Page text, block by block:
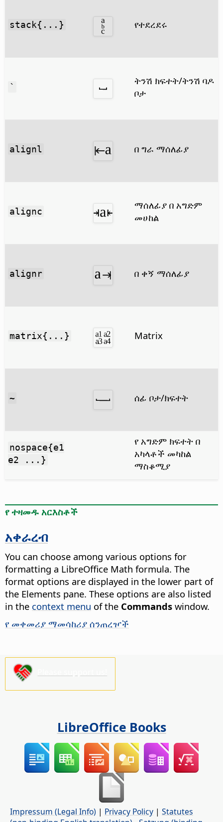
stack{...} የተደረደሩ
`
ትንሽ ክፍተት/ትንሽ ባዶ
ቦታ
alignl በ ግራ ማሰለፊያ
alignc
ማሰለፊያ በ አግድም
መሀከል
alignr በ ቀኝ ማሰለፊያ
matrix{...} Matrix
~ ሰፊ ቦታ/ክፍተት
nospace{e1
e2 ...}
የ አግድም ክፍተት በ
አካላቶች መካከል
ማስቆሚያ
የ ተዛመዱ አርእስቶች
አቀራረብ
You can choose among various options for
formatting a LibreOffice Math formula. The
format options are displayed in the lower part of
the Elements pane. These options are also listed
in the context menu of the Commands window.
የ መቀመሪያ ማመሳከሪያ ሰንጠረዦች
LibreOffice Books
Impressum (Legal Info) | Privacy Policy | Statutes